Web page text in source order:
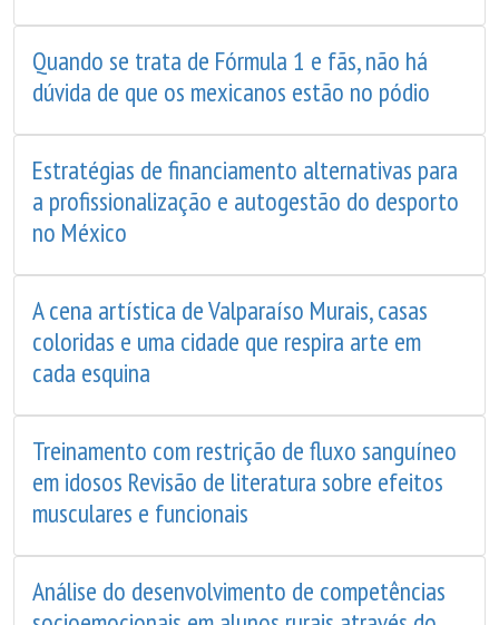
Quando se trata de Fórmula 1 e fãs, não há
dúvida de que os mexicanos estão no pódio
Estratégias de financiamento alternativas para
a profissionalização e autogestão do desporto
no México
A cena artística de Valparaíso Murais, casas
coloridas e uma cidade que respira arte em
cada esquina
Treinamento com restrição de fluxo sanguíneo
em idosos Revisão de literatura sobre efeitos
musculares e funcionais
Análise do desenvolvimento de competências